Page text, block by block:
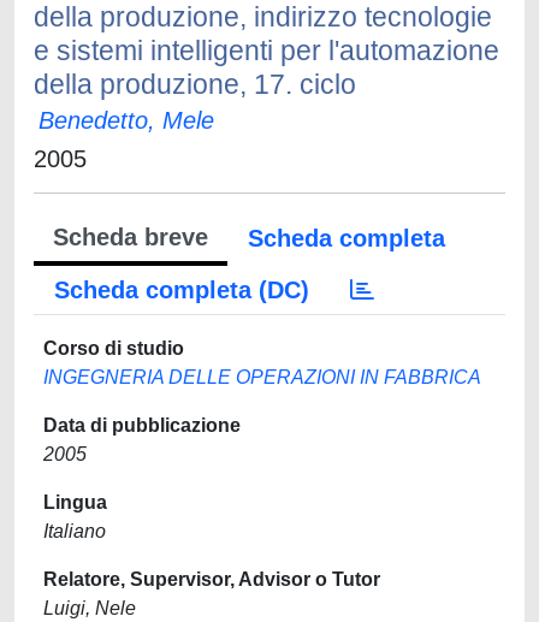
della produzione, indirizzo tecnologie
e sistemi intelligenti per l'automazione
della produzione, 17. ciclo
Benedetto, Mele
2005
Scheda breve
Scheda completa
Scheda completa (DC)
Corso di studio
INGEGNERIA DELLE OPERAZIONI IN FABBRICA
Data di pubblicazione
2005
Lingua
Italiano
Relatore, Supervisor, Advisor o Tutor
Luigi, Nele